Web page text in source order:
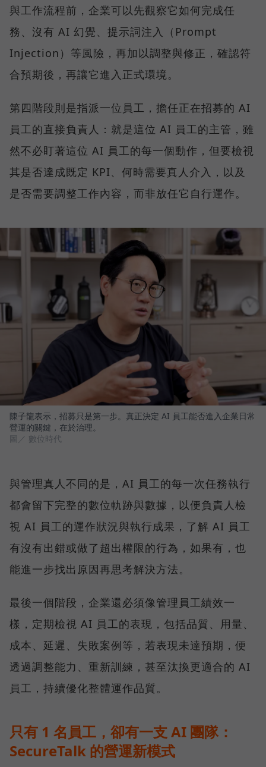
與工作流程前，企業可以先觀察它如何完成任
務、沒有 AI 幻覺、提示詞注入（Prompt
Injection）等風險，再加以調整與修正，確認符
合預期後，再讓它進入正式環境。
第四階段則是指派一位員工，擔任正在招募的 AI
員工的直接負責人：就是這位 AI 員工的主管，雖
然不必盯著這位 AI 員工的每一個動作，但要檢視
其是否達成既定 KPI、何時需要真人介入，以及
是否需要調整工作內容，而非放任它自行運作。
陳子龍表示，招募只是第一步。真正決定 AI 員工能否進入企業日常
營運的關鍵，在於治理。
圖／ 數位時代
與管理真人不同的是，AI 員工的每一次任務執行
都會留下完整的數位軌跡與數據，以便負責人檢
視 AI 員工的運作狀況與執行成果，了解 AI 員工
有沒有出錯或做了超出權限的行為，如果有，也
能進一步找出原因再思考解決方法。
最後一個階段，企業還必須像管理員工績效一
樣，定期檢視 AI 員工的表現，包括品質、用量、
成本、延遲、失敗案例等，若表現未達預期，便
透過調整能力、重新訓練，甚至汰換更適合的 AI
員工，持續優化整體運作品質。
只有 1 名員工，卻有一支 AI 團隊：
SecureTalk 的營運新模式